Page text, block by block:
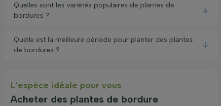
Quelles sont les variétés populaires de plantes de
bordures ?
Quelle est la meilleure période pour planter des plantes
de bordures ?
L’espèce idéale pour vous
Acheter des plantes de bordure